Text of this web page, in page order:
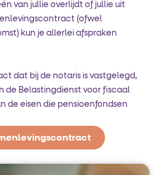
van jullie overlijdt of jullie uit
(ofwel
kun je allerlei afspraken
dat bij de notaris is vastgelegd,
de Belastingdienst voor fiscaal
de eisen die pensioenfondsen